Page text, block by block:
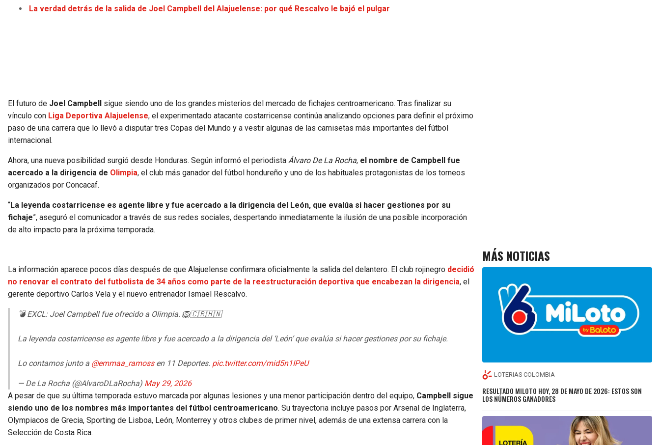
La verdad detrás de la salida de Joel Campbell del Alajuelense: por qué Rescalvo le bajó el pulgar
El futuro de Joel Campbell sigue siendo uno de los grandes misterios del mercado de fichajes centroamericano. Tras finalizar su
vínculo con Liga Deportiva Alajuelense, el experimentado atacante costarricense continúa analizando opciones para definir el próximo
paso de una carrera que lo llevó a disputar tres Copas del Mundo y a vestir algunas de las camisetas más importantes del fútbol
internacional.
Ahora, una nueva posibilidad surgió desde Honduras. Según informó el periodista Álvaro De La Rocha, el nombre de Campbell fue
acercado a la dirigencia de Olimpia, el club más ganador del fútbol hondureño y uno de los habituales protagonistas de los torneos
organizados por Concacaf.
“La leyenda costarricense es agente libre y fue acercado a la dirigencia del León, que evalúa si hacer gestiones por su
fichaje”, aseguró el comunicador a través de sus redes sociales, despertando inmediatamente la ilusión de una posible incorporación
de alto impacto para la próxima temporada.
La información aparece pocos días después de que Alajuelense confirmara oficialmente la salida del delantero. El club rojinegro decidió
no renovar el contrato del futbolista de 34 años como parte de la reestructuración deportiva que encabezan la dirigencia, el
gerente deportivo Carlos Vela y el nuevo entrenador Ismael Rescalvo.
💣 EXCL: Joel Campbell fue ofrecido a Olimpia. 🦁🇨🇷🇭🇳
La leyenda costarricense es agente libre y fue acercado a la dirigencia del ‘León’ que evalúa si hacer gestiones por su fichaje.
Lo contamos junto a @emmaa_ramossen 11 Deportes. pic.twitter.com/mid5n1IPeU
— De La Rocha (@AlvaroDLaRocha) May 29, 2026
A pesar de que su última temporada estuvo marcada por algunas lesiones y una menor participación dentro del equipo, Campbell sigue
siendo uno de los nombres más importantes del fútbol centroamericano. Su trayectoria incluye pasos por Arsenal de Inglaterra,
Olympiacos de Grecia, Sporting de Lisboa, León, Monterrey y otros clubes de primer nivel, además de una extensa carrera con la
Selección de Costa Rica.
MÁS NOTICIAS
LOTERIAS COLOMBIA
RESULTADO MILOTO HOY, 28 DE MAYO DE 2026: ESTOS SON
LOS NÚMEROS GANADORES